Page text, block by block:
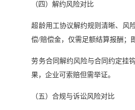
（四）解约风险对比
超龄用工协议解约规则清晰、风
偿/赔偿金，仅需足额结算报酬；
劳务合同解约风险与合同约定挂
果，企业可索赔但需举证。
（五）合规与诉讼风险对比